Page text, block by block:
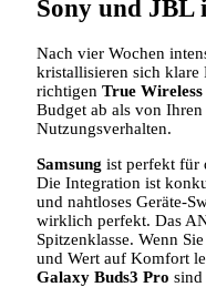
Sony und JBL
Nach vier Wochen
kristallisieren sich klare
richtigen True
Budget ab als von
Nutzungsverhalten.
Samsung ist perfekt für
Die Integration ist
und nahtloses Geräte-
wirklich perfekt. Das
Spitzenklasse. Wenn
und Wert auf Komfort
Galaxy Buds3 Pro